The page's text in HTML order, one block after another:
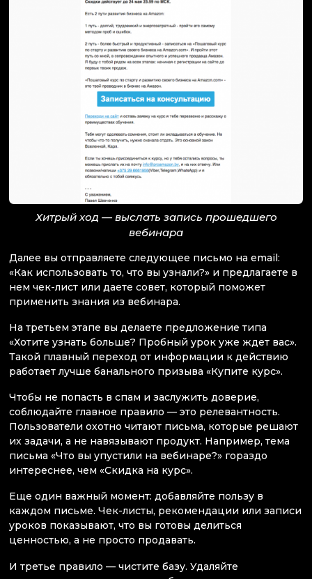
Хитрый ход — выслать запись прошедшего
вебинара
Далее вы отправляете следующее письмо на email:
«Как использовать то, что вы узнали?» и предлагаете в
нем чек-лист или даете совет, который поможет
применить знания из вебинара.
На третьем этапе вы делаете предложение типа
«Хотите узнать больше? Пробный урок уже ждет вас».
Такой плавный переход от информации к действию
работает лучше банального призыва «Купите курс».
Чтобы не попасть в спам и заслужить доверие,
соблюдайте главное правило — это релевантность.
Пользователи охотно читают письма, которые решают
их задачи, а не навязывают продукт. Например, тема
письма «Что вы упустили на вебинаре?» гораздо
интереснее, чем «Скидка на курс».
Еще один важный момент: добавляйте пользу в
каждом письме. Чек-листы, рекомендации или записи
уроков показывают, что вы готовы делиться
ценностью, а не просто продавать.
И третье правило — чистите базу. Удаляйте